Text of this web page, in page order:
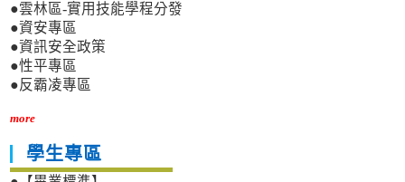
●雲林區-實用技能學程分發
●資安專區
●資訊安全政策
●性平專區
●反霸凌專區
more
學生專區